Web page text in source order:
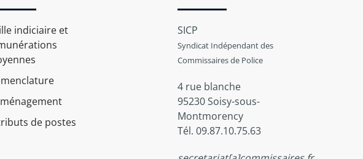
indiciaire et
de postes
SICP
Syndicat Indépendant des
Commissaires de Police
4 rue blanche
95230 Soisy-sous-
Montmorency
Tél. 09.87.10.75.63